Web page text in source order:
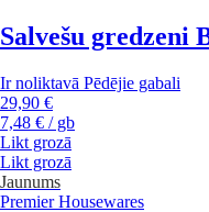
Salvešu gredzeni
Ir noliktavā Pēdējie gabali
29,90 €
7,48 € / gb
Likt grozā
Likt grozā
Jaunums
Premier Housewares